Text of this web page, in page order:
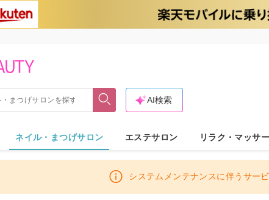
AI検索
ネイル・まつげサロン エステサロン リラク・マッサ
システムメンテナンスに伴うサー